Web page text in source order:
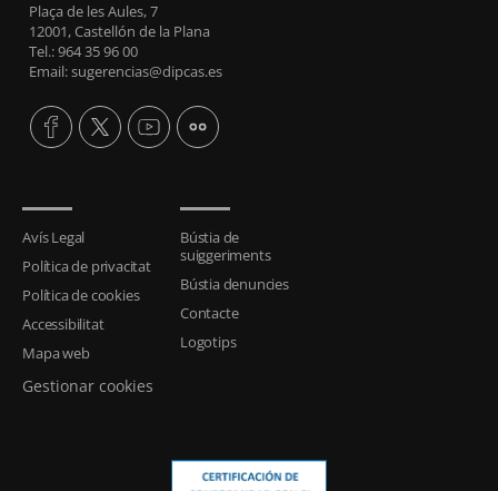
Plaça de les Aules, 7
12001, Castellón de la Plana
Tel.: 964 35 96 00
Email: sugerencias@dipcas.es
Avís Legal
Política de privacitat
Política de cookies
Accessibilitat
Mapa web
Gestionar cookies
Bústia de
suiggeriments
Bústia denuncies
Contacte
Logotips